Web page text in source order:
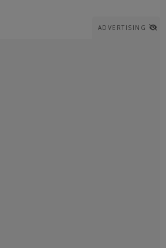
ADVERTISING